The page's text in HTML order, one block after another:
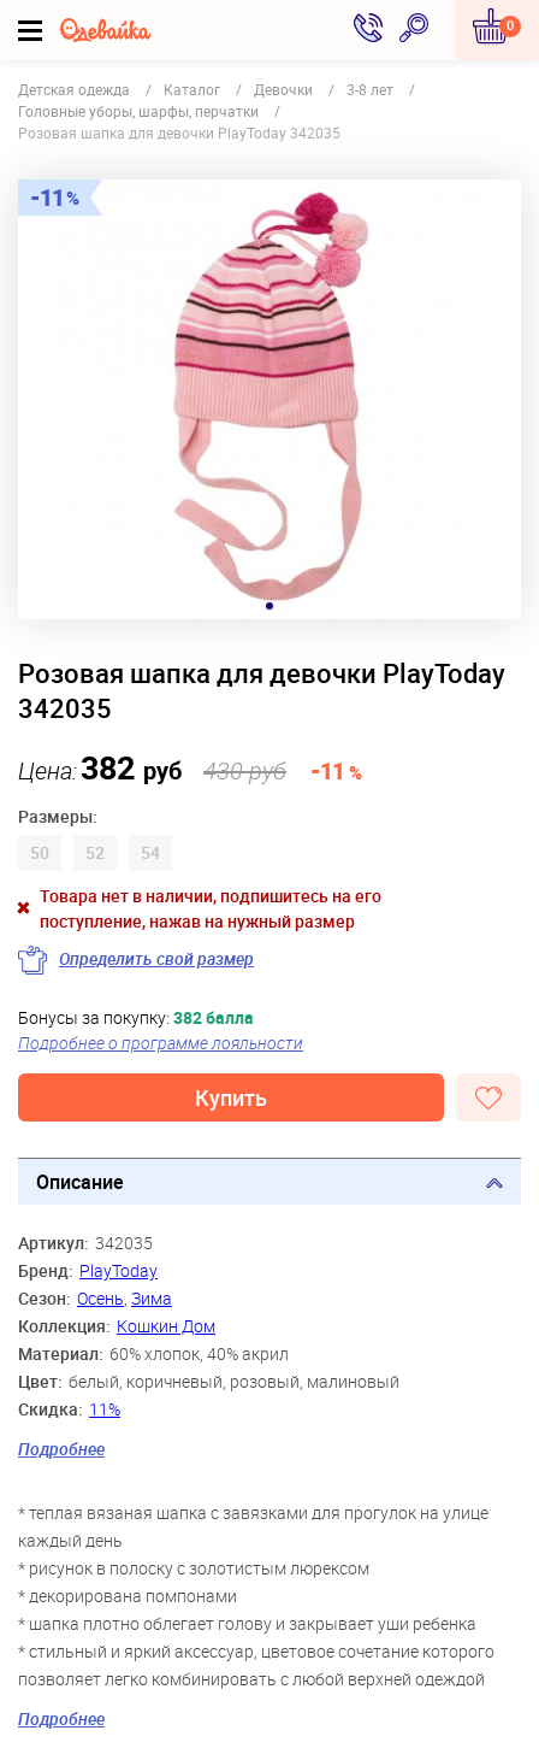
0
Детская одежда Каталог Девочки
3-8 лет
Головные уборы, шарфы, перчатки
Розовая шапка для девочки PlayToday 342035
11
Розовая шапка для девочки PlayToday
342035
Цена:382 руб 430 руб -11 %
Размеры:
50
52
54
Товара нет в наличии, подпишитесь на его
поступление, нажав на нужный размер
Определить свой размер
Бонусы за покупку: 382 балла
Подробнее о программе лояльности
Купить
Описание
Артикул: 342035
Бренд: PlayToday
Сезон: Осень, Зима
Коллекция: Кошкин Дом
Материал: 60% хлопок, 40% акрил
Цвет: белый, коричневый, розовый, малиновый
Скидка: 11%
Девочки
Возраст: 3 года-4 года, 5 лет-6 лет, 7 лет-8 лет
Подробнее
* теплая вязаная шапка с завязками для прогулок на улице
каждый день
* рисунок в полоску с золотистым люрексом
* декорирована помпонами
* шапка плотно облегает голову и закрывает уши ребенка
* стильный и яркий аксессуар, цветовое сочетание которого
позволяет легко комбинировать с любой верхней одеждой
* в комплект к модели шапки прекрасным дополнением
послужит шарф арт.342036 и перчатки арт.342037
Подробнее